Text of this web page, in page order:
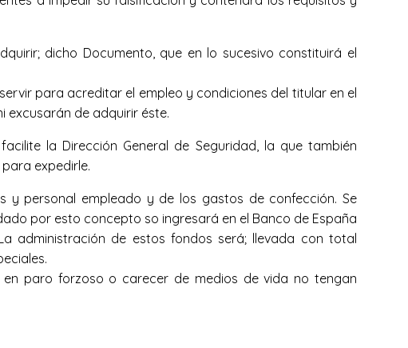
dicho Documento, que en lo sucesivo constituirá el
para acreditar el empleo y condiciones del titular en el
excusarán de adquirir éste.
la Dirección General de Seguridad, la que también
expedirle.
y personal empleado y de los gastos de confección. Se
por esto concepto so ingresará en el Banco de España
administración de estos fondos será; llevada con total
paro forzoso o carecer de medios de vida no tengan